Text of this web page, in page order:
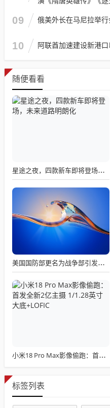
09 俄美外长在马尼拉举
10 阿联酋加速建设新港
随便看看
星途之夜，四款新车即将登场，未来道路明朗化
美国国防部更名为战争部引发关注热议
小米18 Pro Max影像偷跑：首发全新2亿主摄 1/1.28英寸大底+LOFIC
标签列表